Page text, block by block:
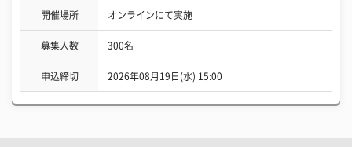
開催場所 オンラインにて実施
募集人数 300名
申込締切 2026年08月19日(水) 15:00